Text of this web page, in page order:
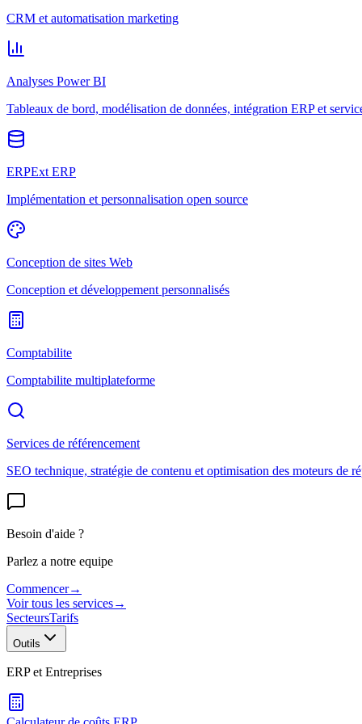
CRM et automatisation marketing
Analyses Power BI
Tableaux de bord, modélisation de données, intégration ERP et
ERPExt ERP
Implémentation et personnalisation open source
Conception de sites Web
Conception et développement personnalisés
Comptabilite
Comptabilite multiplateforme
Services de référencement
SEO technique, stratégie de contenu et optimisation des moteurs de
Besoin d'aide ?
Parlez a notre equipe
Commencer→
Voir tous les services→
SecteursTarifs
Outils
ERP et Entreprises